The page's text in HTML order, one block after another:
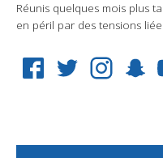
Réunis quelques mois plus
en péril par des tensions